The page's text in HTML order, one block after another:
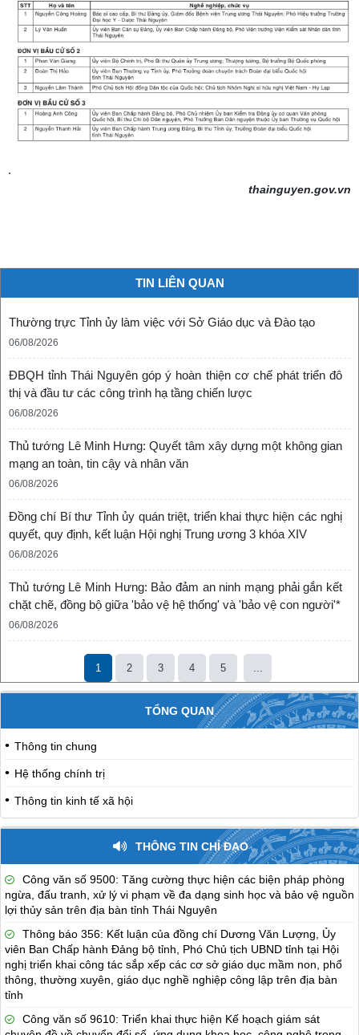
.
thainguyen.gov.vn
TIN LIÊN QUAN
Thường trực Tỉnh ủy làm việc với Sở Giáo dục và Đào tạo
06/08/2026
ĐBQH tỉnh Thái Nguyên góp ý hoàn thiện cơ chế phát triển đô
thị và đầu tư các công trình hạ tầng chiến lược
06/08/2026
Thủ tướng Lê Minh Hưng: Quyết tâm xây dựng một không gian
mạng an toàn, tin cậy và nhân văn
06/08/2026
Đồng chí Bí thư Tỉnh ủy quán triệt, triển khai thực hiện các nghị
quyết, quy định, kết luận Hội nghị Trung ương 3 khóa XIV
06/08/2026
Thủ tướng Lê Minh Hưng: Bảo đảm an ninh mạng phải gắn kết
chặt chẽ, đồng bộ giữa 'bảo vệ hệ thống' và 'bảo vệ con người'*
06/08/2026
1 2 3 4 5
TỔNG QUAN
Thông tin chung
Hệ thống chính trị
Thông tin kinh tế xã hội
THÔNG TIN CHỈ ĐẠO
Công văn số 9500: Tăng cường thực hiện các biện pháp phòng
ngừa, đấu tranh, xử lý vi phạm về đa dạng sinh học và bảo vệ nguồn
lợi thủy sản trên địa bàn tỉnh Thái Nguyên
Thông báo 356: Kết luận của đồng chí Dương Văn Lượng, Ủy
viên Ban Chấp hành Đảng bộ tỉnh, Phó Chủ tịch UBND tỉnh tại Hội
nghị triển khai công tác sắp xếp các cơ sở giáo dục mầm non, phổ
thông, thường xuyên, giáo dục nghề nghiệp công lập trên địa bàn
tỉnh
Công văn số 9610: Triển khai thực hiện Kế hoạch giám sát